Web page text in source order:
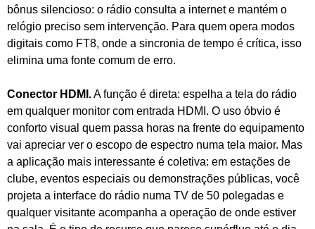
bônus silencioso: o rádio consulta a internet e mantém o
relógio preciso sem intervenção. Para quem opera modos
digitais como FT8, onde a sincronia de tempo é crítica, isso
elimina uma fonte comum de erro.
Conector HDMI.A função é direta: espelha a tela do rádio
em qualquer monitor com entrada HDMI. O uso óbvio é
conforto visual quem passa horas na frente do equipamento
vai apreciar ver o escopo de espectro numa tela maior. Mas
a aplicação mais interessante é coletiva: em estações de
clube, eventos especiais ou demonstrações públicas, você
projeta a interface do rádio numa TV de 50 polegadas e
qualquer visitante acompanha a operação de onde estiver